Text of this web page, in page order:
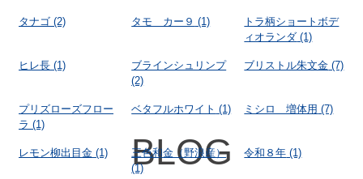
BLOG
タナゴ (2) タモ カー９ (1)
トラ柄ショートボデ
ィオランダ (1)
ヒレ長 (1)
ブラインシュリンプ
(2)
ブリストル朱文金 (7)
プリズローズフロー
ラ (1)
ベタフルホワイト (1) ミシロ 増体用 (7)
レモン柳出目金 (1)
三色和金（野浪産）
(1)
令和８年 (1)